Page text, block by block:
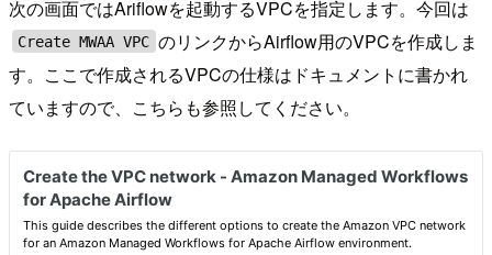
次の画面ではAriflowを起動するVPCを指定します。今回は
Create MWAA VPC のリンクからAirflow用のVPCを作成しま
す。ここで作成されるVPCの仕様はドキュメントに書かれ
ていますので、こちらも参照してください。